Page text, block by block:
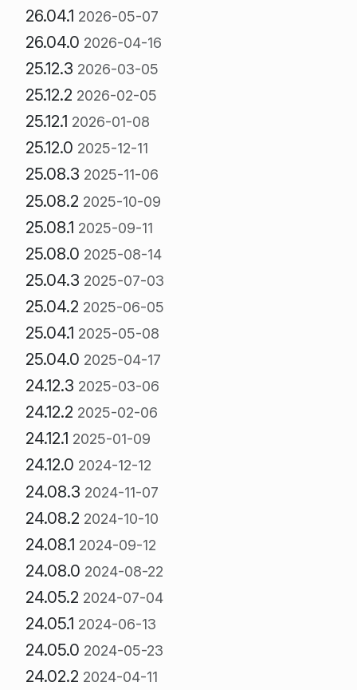
26.04.1 2026-05-07
26.04.0 2026-04-16
25.12.3 2026-03-05
25.12.2 2026-02-05
25.12.1 2026-01-08
25.12.0 2025-12-11
25.08.3 2025-11-06
25.08.2 2025-10-09
25.08.1 2025-09-11
25.08.0 2025-08-14
25.04.3 2025-07-03
25.04.2 2025-06-05
25.04.1 2025-05-08
25.04.0 2025-04-17
24.12.3 2025-03-06
24.12.2 2025-02-06
24.12.1 2025-01-09
24.12.0 2024-12-12
24.08.3 2024-11-07
24.08.2 2024-10-10
24.08.1 2024-09-12
24.08.0 2024-08-22
24.05.2 2024-07-04
24.05.1 2024-06-13
24.05.0 2024-05-23
24.02.2 2024-04-11